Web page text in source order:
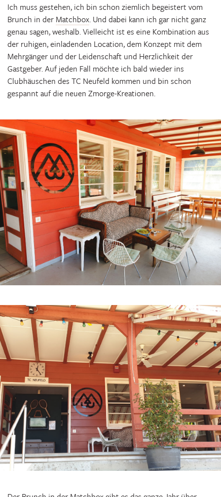
Ich muss gestehen, ich bin schon ziemlich begeistert vom
Brunch in der Matchbox. Und dabei kann ich gar nicht ganz
genau sagen, weshalb. Vielleicht ist es eine Kombination aus
der ruhigen, einladenden Location, dem Konzept mit dem
Mehrgänger und der Leidenschaft und Herzlichkeit der
Gastgeber. Auf jeden Fall möchte ich bald wieder ins
Clubhäuschen des TC Neufeld kommen und bin schon
gespannt auf die neuen Zmorge-Kreationen.